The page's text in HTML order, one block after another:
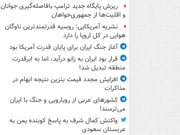
ریزش پایگاه جدید ترامپ بافاصله‌گیری جوانان
و اقلیت‌ها از جمهوری‌خواهان
نشریه آمریکایی: روسیه قدرتمندترین ناوگان
هوایی در کل اروپا را دارد
آغاز جنگ ایران برای پایان قدرت آمریکا بود
قرار بود ایران به زانو درآید، اما به ابرقدرت
منطقه تبدیل شد!
افزایش مجدد قیمت بنزین نتیجه ابهام در
مذاکرات
کشورهای عربی از رویارویی و جنگ با ایران
می‌ترسند!
واکنش کمال شرف به پاسخ کوبنده یمن به
عربستان سعودی